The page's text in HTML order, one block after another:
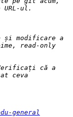
general